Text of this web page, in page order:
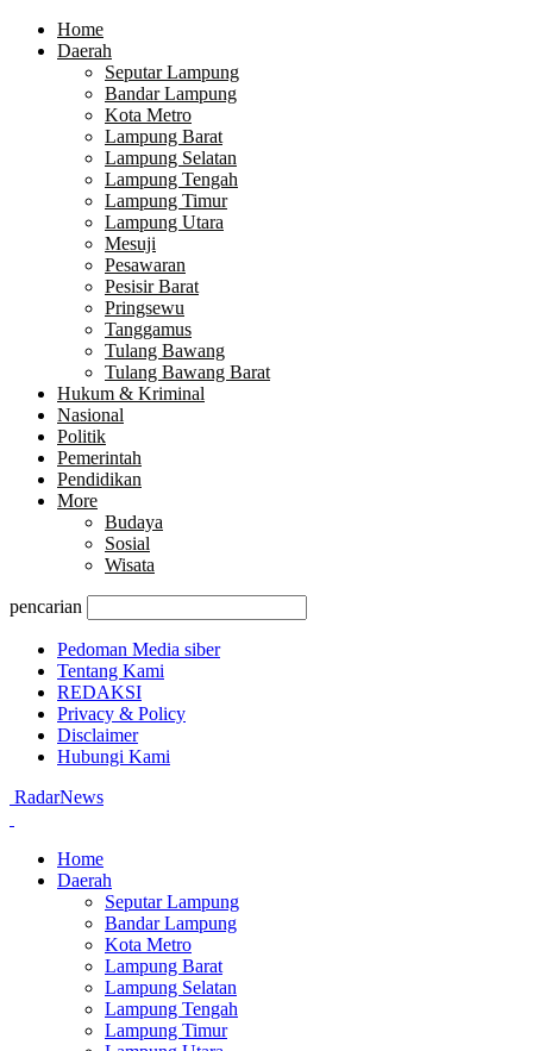
Home
Daerah
Seputar Lampung
Bandar Lampung
Kota Metro
Lampung Barat
Lampung Selatan
Lampung Tengah
Lampung Timur
Lampung Utara
Mesuji
Pesawaran
Pesisir Barat
Pringsewu
Tanggamus
Tulang Bawang
Tulang Bawang Barat
Hukum & Kriminal
Nasional
Politik
Pemerintah
Pendidikan
More
Budaya
Sosial
Wisata
pencarian
Pedoman Media siber
Tentang Kami
REDAKSI
Privacy & Policy
Disclaimer
Hubungi Kami
RadarNews
Home
Daerah
Seputar Lampung
Bandar Lampung
Kota Metro
Lampung Barat
Lampung Selatan
Lampung Tengah
Lampung Timur